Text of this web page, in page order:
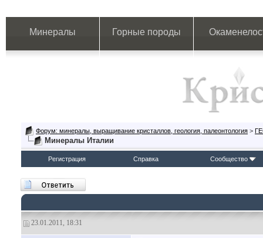
Минералы Горные породы
Форум: минералы, выращивание кристаллов, геология, палеонтология >
Минералы Италии
Регистрация Справка Сообщество
23.01.2011, 18:31